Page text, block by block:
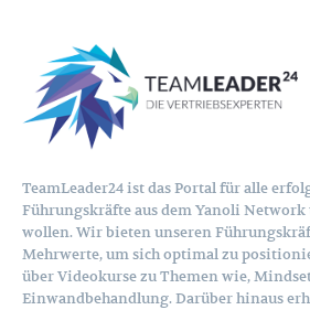
TeamLeader24 ist das Portal für alle
Führungskräfte aus dem Yanoli Network
wollen. Wir bieten unseren
Mehrwerte, um sich optimal zu
über Videokurse zu Themen wie,
Einwandbehandlung. Darüber hinaus